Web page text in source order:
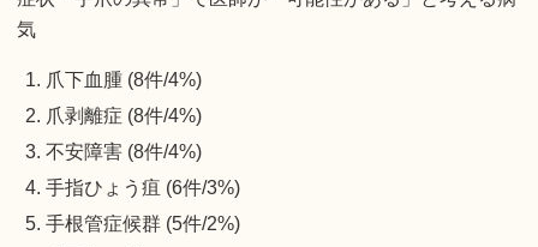
気
爪下血腫 (8件/4%)
爪剥離症 (8件/4%)
不安障害 (8件/4%)
手指ひょう疽 (6件/3%)
手根管症候群 (5件/2%)